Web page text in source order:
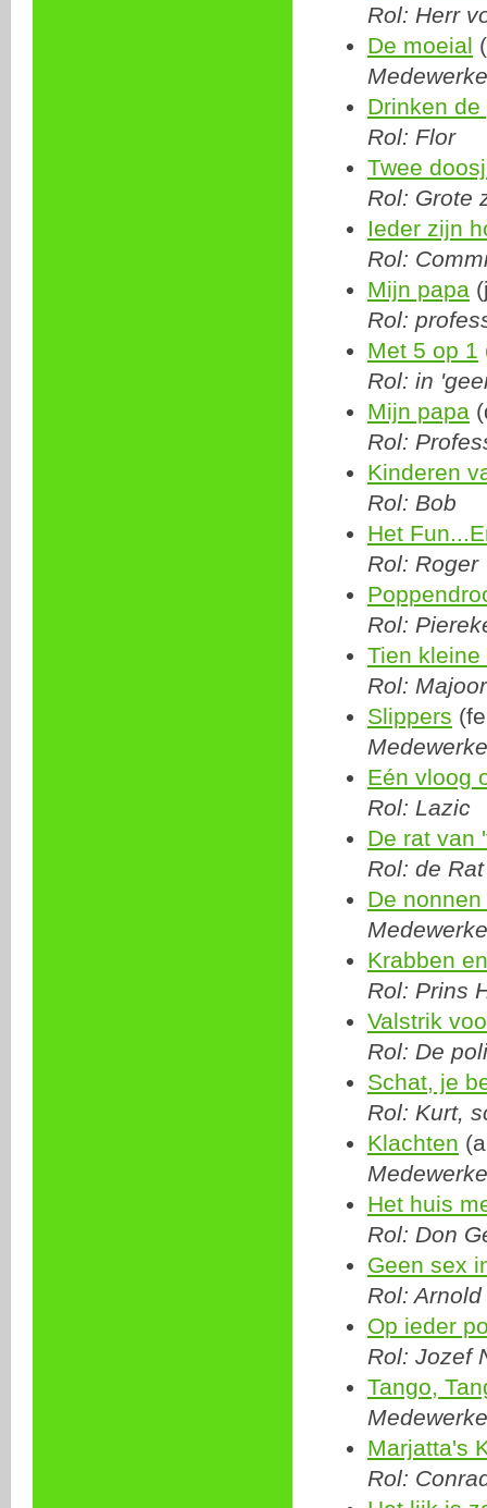
Rol: Herr
De moeial
Drinken
Rol: Flor
Twee
Rol: Grote
Ieder zijn
Rol:
Mijn papa
Rol:
Met 5 op 1
Rol: in
Mijn papa
Rol:
Kinderen
Rol: Bob
Het
Rol: Roger
Rol:
Tien
Rol:
Slippers
Eén vloog
Rol: Lazic
De rat van
Rol: de Rat
De
Krabben
Rol: Prins
Valstrik
Rol: De
Schat, je
Rol: Kurt,
Klachten
Het huis
Rol: Don
Geen sex
Rol:
Op ieder
Rol: Jozef
Tango,
Marjatta's
Rol: